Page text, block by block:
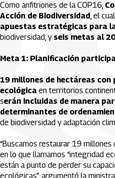
Como anfitriones de la COP16,
Acción de Biodiversidad, el cual
apuestas estratégicas para
biodiversidad, y seis metas al
Meta 1: Planificación
19 millones de hectáreas
ecológica en territorios
serán incluidas de manera
determinantes de
de biodiversidad y adaptación
“Buscamos restaurar 19
en lo que llamamos “integridad
están a punto de perder su
ecológicas”, argumentó la